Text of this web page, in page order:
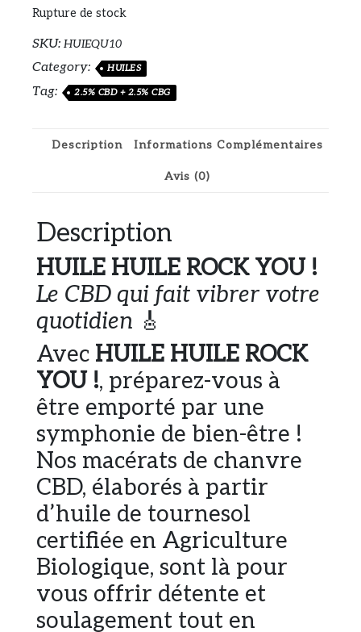
Rupture de stock
SKU: HUIEQU10
Category: HUILES
Tag: 2.5% CBD + 2.5% CBG
Description Informations Complémentaires
Avis (0)
Description
HUILE HUILE ROCK YOU !
Le CBD qui fait vibrer votre
quotidien 🎸
Avec HUILE HUILE ROCK
YOU !, préparez-vous à
être emporté par une
symphonie de bien-être !
Nos macérats de chanvre
CBD, élaborés à partir
d’huile de tournesol
certifiée en Agriculture
Biologique, sont là pour
vous offrir détente et
soulagement tout en